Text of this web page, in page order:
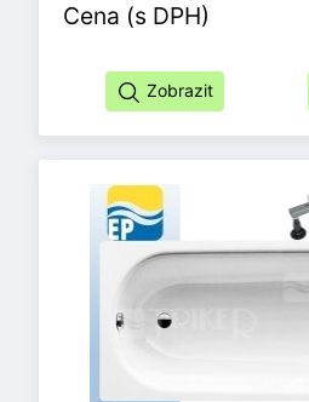
Cena (s DPH)
Zobrazit